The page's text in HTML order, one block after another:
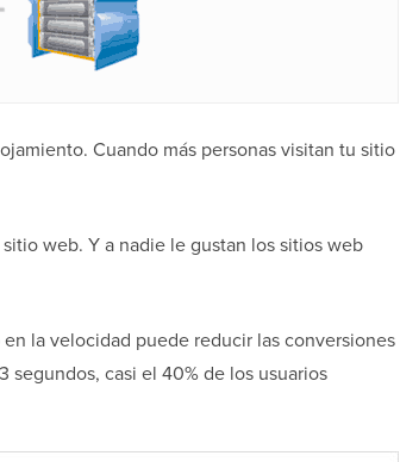
Cuando más personas visitan tu sitio
web. Y a nadie le gustan los sitios web
la velocidad puede reducir las conversiones
segundos, casi el 40% de los usuarios